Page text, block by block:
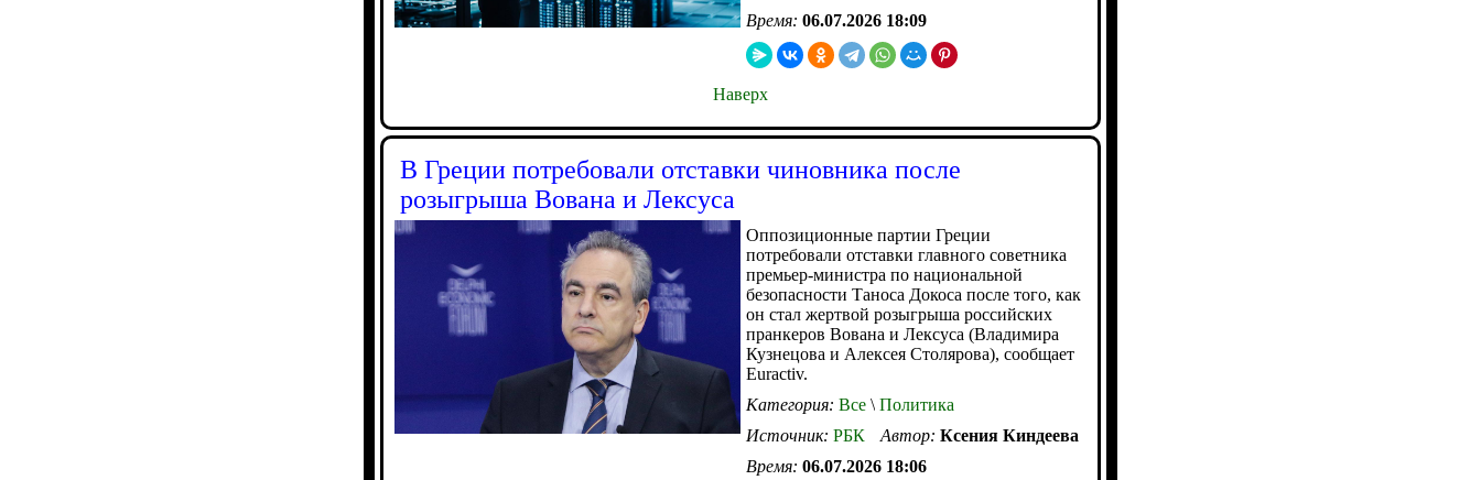
Время: 06.07.2026 18:09
Наверх
В Греции потребовали отставки чиновника после
розыгрыша Вована и Лексуса
Оппозиционные партии Греции
потребовали отставки главного советника
премьер-министра по национальной
безопасности Таноса Докоса после того, как
он стал жертвой розыгрыша российских
пранкеров Вована и Лексуса (Владимира
Кузнецова и Алексея Столярова), сообщает
Euractiv.
Категория: Все \ Политика
Источник: РБК Автор: Ксения Киндеева
Время: 06.07.2026 18:06